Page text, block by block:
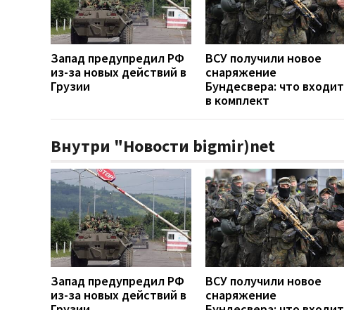
Запад предупредил РФ
из-за новых действий в
Грузии
ВСУ получили новое
снаряжение
Бундесвера: что входит
в комплект
Внутри "Новости bigmir)net
Запад предупредил РФ
из-за новых действий в
ВСУ получили новое
снаряжение